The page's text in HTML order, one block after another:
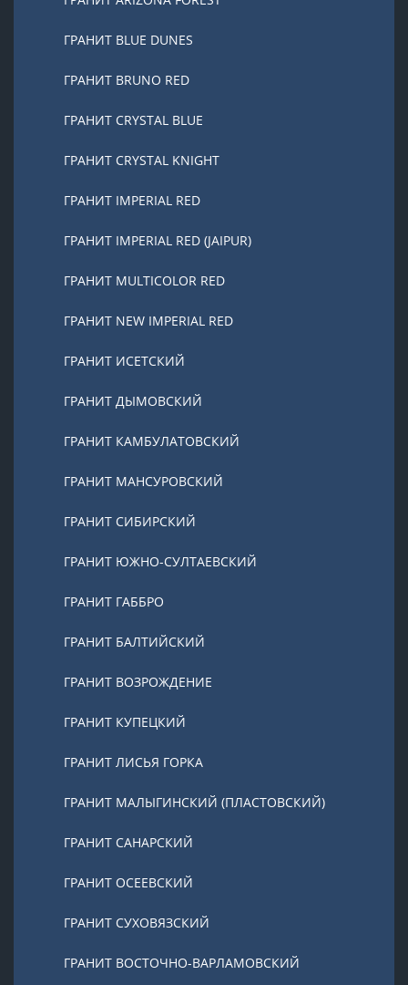
ГРАНИТ BLUE DUNES
ГРАНИТ BRUNO RED
ГРАНИТ CRYSTAL BLUE
ГРАНИТ CRYSTAL KNIGHT
ГРАНИТ IMPERIAL RED
ГРАНИТ IMPERIAL RED (JAIPUR)
ГРАНИТ MULTICOLOR RED
ГРАНИТ NEW IMPERIAL RED
ГРАНИТ ИСЕТСКИЙ
ГРАНИТ ДЫМОВСКИЙ
ГРАНИТ КАМБУЛАТОВСКИЙ
ГРАНИТ МАНСУРОВСКИЙ
ГРАНИТ СИБИРСКИЙ
ГРАНИТ ЮЖНО-СУЛТАЕВСКИЙ
ГРАНИТ ГАББРО
ГРАНИТ БАЛТИЙСКИЙ
ГРАНИТ ВОЗРОЖДЕНИЕ
ГРАНИТ КУПЕЦКИЙ
ГРАНИТ ЛИСЬЯ ГОРКА
ГРАНИТ МАЛЫГИНСКИЙ (ПЛАСТОВСКИЙ)
ГРАНИТ САНАРСКИЙ
ГРАНИТ ОСЕЕВСКИЙ
ГРАНИТ СУХОВЯЗСКИЙ
ГРАНИТ ВОСТОЧНО-ВАРЛАМОВСКИЙ